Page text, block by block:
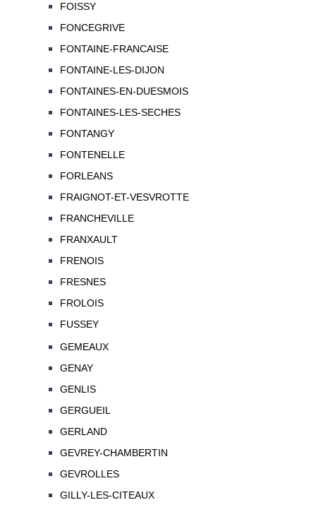
FOISSY
FONCEGRIVE
FONTAINE-FRANCAISE
FONTAINE-LES-DIJON
FONTAINES-EN-DUESMOIS
FONTAINES-LES-SECHES
FONTANGY
FONTENELLE
FORLEANS
FRAIGNOT-ET-VESVROTTE
FRANCHEVILLE
FRANXAULT
FRENOIS
FRESNES
FROLOIS
FUSSEY
GEMEAUX
GENAY
GENLIS
GERGUEIL
GERLAND
GEVREY-CHAMBERTIN
GEVROLLES
GILLY-LES-CITEAUX